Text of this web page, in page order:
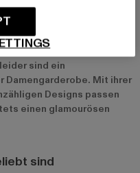
zeitloser Eleganz und
Vielzahl von Anlässen
schick und leger. Ob
elegante
sind ein
Damengarderobe. Mit ihrer
Designs passen
einen glamourösen
sind